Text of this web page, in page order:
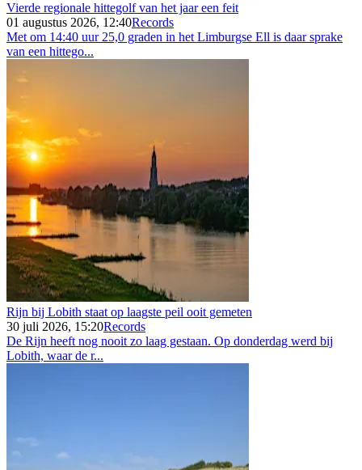
Vierde regionale hittegolf van het jaar een feit
01 augustus 2026, 12:40Records
Met om 14:40 uur 25,0 graden in het Limburgse Ell is daar sprake
van een hittego...
Rijn bij Lobith staat op laagste peil ooit gemeten
30 juli 2026, 15:20Records
De Rijn heeft nog nooit zo laag gestaan. Op donderdag werd bij
Lobith, waar de r...